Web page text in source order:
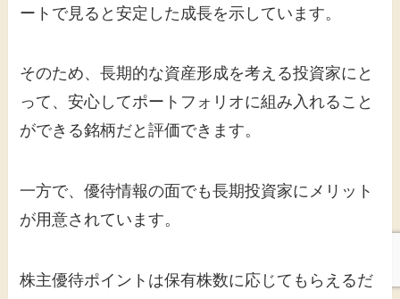
ートで見ると安定した成長を示しています。
そのため、長期的な資産形成を考える投資家にと
って、安心してポートフォリオに組み入れること
ができる銘柄だと評価できます。
一方で、優待情報の面でも長期投資家にメリット
が用意されています。
株主優待ポイントは保有株数に応じてもらえるだ